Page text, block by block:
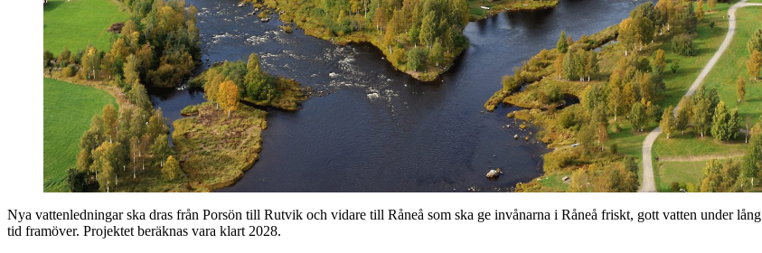
Nya vattenledningar ska dras från Porsön till Rutvik och vidare till Råneå som ska ge invånarna i Råneå friskt, gott vatten under lång
tid framöver. Projektet beräknas vara klart 2028.